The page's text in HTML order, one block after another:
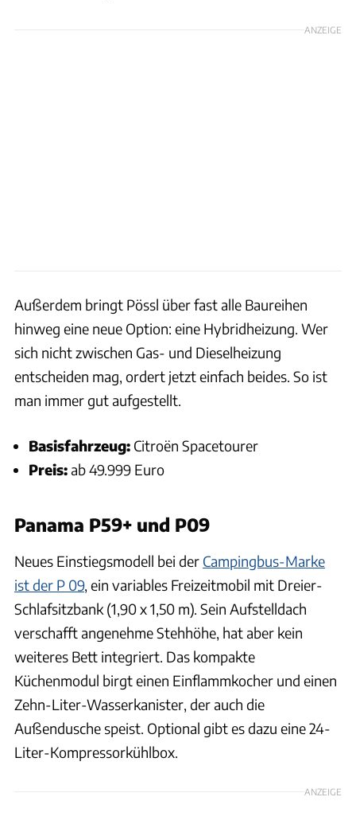
ANZEIGE
Außerdem bringt Pössl über fast alle Baureihen
hinweg eine neue Option: eine Hybridheizung. Wer
sich nicht zwischen Gas- und Dieselheizung
entscheiden mag, ordert jetzt einfach beides. So ist
man immer gut aufgestellt.
Basisfahrzeug: Citroën Spacetourer
Preis:ab 49.999 Euro
Panama P59+ und P09
Neues Einstiegsmodell bei der Campingbus-Marke
ist der P 09, ein variables Freizeitmobil mit Dreier-
Schlafsitzbank (1,90 x 1,50 m). Sein Aufstelldach
verschafft angenehme Stehhöhe, hat aber kein
weiteres Bett integriert. Das kompakte
Küchenmodul birgt einen Einflammkocher und einen
Zehn-Liter-Wasserkanister, der auch die
Außendusche speist. Optional gibt es dazu eine 24-
Liter-Kompressorkühlbox.
ANZEIGE